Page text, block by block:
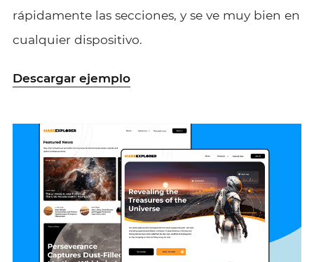
rápidamente las secciones, y se ve muy bien en
cualquier dispositivo.
Descargar ejemplo